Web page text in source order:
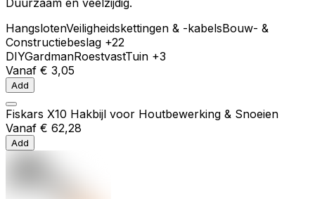
HangslotenVeiligheidskettingen & -kabelsBouw- &
Constructiebeslag +22
DIYGardmanRoestvastTuin +3
Vanaf € 3,05
Add
Fiskars X10 Hakbijl voor Houtbewerking & Snoeien
Vanaf € 62,28
Add